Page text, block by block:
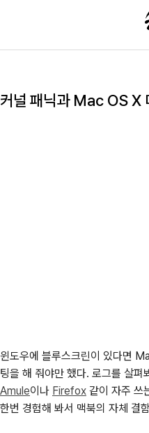
커널 패닉과 Mac OS X
윈도우에 블루스크린이 있다면
팅을 해 줘야만 했다. 로그를 살
Amule이나 Firefox 같이 자주 쓰
한번 경험해 봐서 맥북의 자체 결